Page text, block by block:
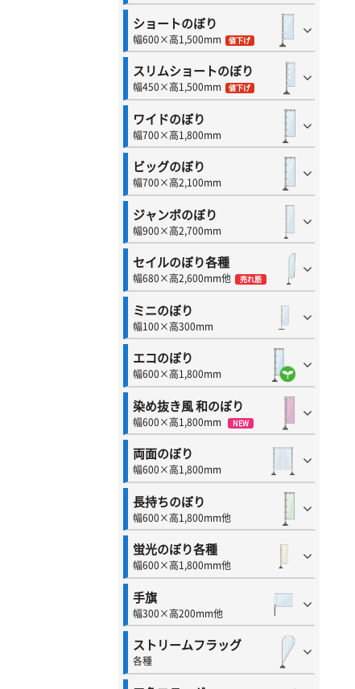
ショートのぼり
幅600×高1,500mm 値下げ
スリムショートのぼり
幅450×高1,500mm 値下げ
ワイドのぼり
幅700×高1,800mm
ビッグのぼり
幅700×高2,100mm
ジャンボのぼり
幅900×高2,700mm
セイルのぼり各種
幅680×高2,600mm他 売れ筋
ミニのぼり
幅100×高300mm
エコのぼり
幅600×高1,800mm
染め抜き風 和のぼり
幅600×高1,800mm NEW
両面のぼり
幅600×高1,800mm
長持ちのぼり
幅600×高1,800mm他
蛍光のぼり各種
幅600×高1,800mm他
手旗
幅300×高200mm他
ストリームフラッグ
各種